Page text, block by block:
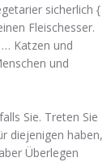
sicherlich {
Fleischesser.
Katzen und
und
Sie. Treten Sie
diejenigen haben,
Überlegen